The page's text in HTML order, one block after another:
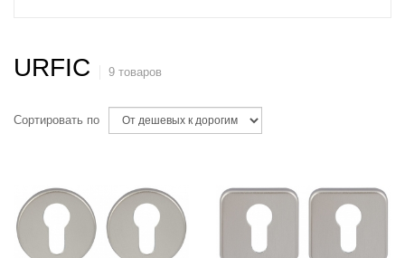
URFIC 9 товаров
Сортировать по